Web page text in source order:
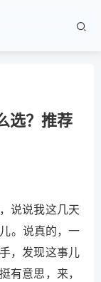
选？推荐
说说我这几天
。说真的，一
，发现这事儿
有意思，来，